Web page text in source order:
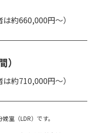
約660,000円～）
約710,000円～）
室（LDR）です。